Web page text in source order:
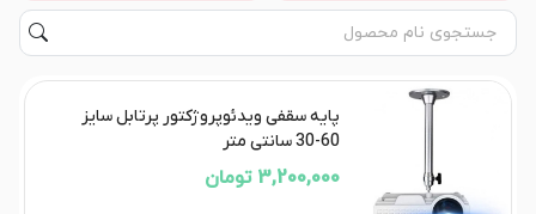
پایه سقفی ویدئوپروژکتور پرتابل سایز
60-30 سانتی متر
3,200,000 تومان